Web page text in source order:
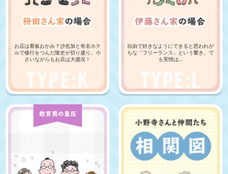
お店は看板おかみ？沙也加と有名ホテ
ルで修行をつんだ隆史が切り盛り。小
さいながらもお店は大盛況！
自由で好きなようにできると思われが
ちな「フリーランス」という響き。で
も実情は…